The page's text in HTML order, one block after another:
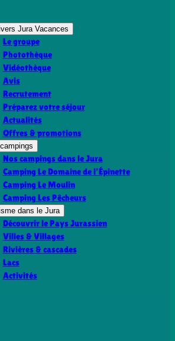
Jura Vacances
Le groupe
Photothèque
Vidéothèque
Avis
Recrutement
Préparez votre séjour
Actualités
Offres & promotions
Nos campings dans le Jura
Camping Le Domaine de l’Épinette
Camping Le Moulin
Camping Les Pêcheurs
dans le Jura
Découvrir le Pays Jurassien
Villes & Villages
Rivières & cascades
Lacs
Activités